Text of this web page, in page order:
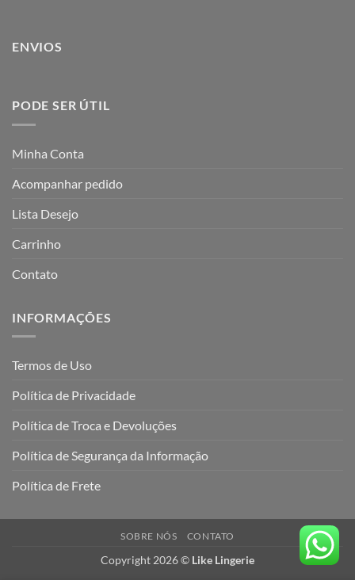
ENVIOS
PODE SER ÚTIL
Minha Conta
Acompanhar pedido
Lista Desejo
Carrinho
Contato
INFORMAÇÕES
Termos de Uso
Política de Privacidade
Política de Troca e Devoluções
Política de Segurança da Informação
Política de Frete
SOBRE NÓS CONTATO
Copyright 2026 © Like Lingerie